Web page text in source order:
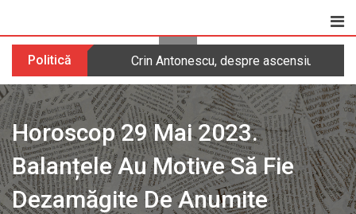
content
Politică Crin Antonescu, despre ascensiunea
Horoscop 29 Mai 2023.
Balanțele Au Motive Să Fie
Dezamăgite De Anumite